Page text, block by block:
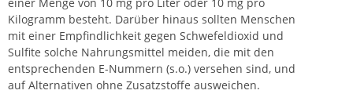
Kilogramm besteht. Darüber hinaus sollten Menschen
mit einer Empfindlichkeit gegen Schwefeldioxid und
Sulfite solche Nahrungsmittel meiden, die mit den
entsprechenden E-Nummern (s.o.) versehen sind, und
auf Alternativen ohne Zusatzstoffe ausweichen.